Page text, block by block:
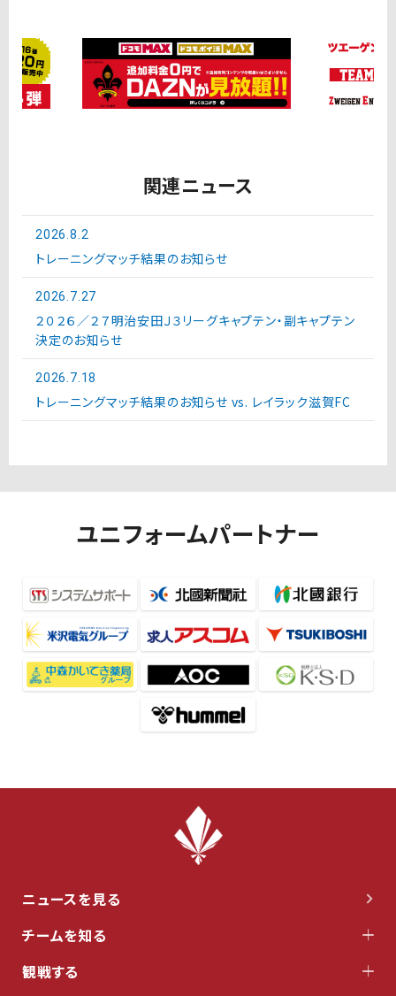
関連ニュース
2026.8.2
トレーニングマッチ結果のお知らせ
2026.7.27
２０２６／２７明治安田Ｊ３リーグキャプテン・副キャプテン
決定のお知らせ
2026.7.18
トレーニングマッチ結果のお知らせ vs. レイラック滋賀FC
ユニフォームパートナー
ニュースを見る
チームを知る
観戦する